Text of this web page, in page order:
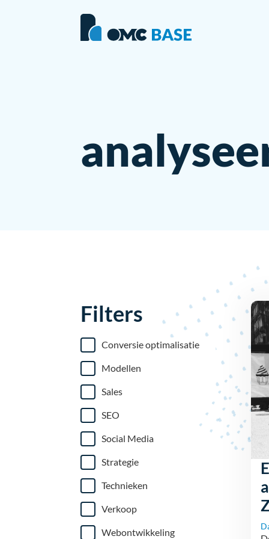
Filters
Conversie optimalisatie
Modellen
Sales
SEO
Social Media
Strategie
Technieken
Verkoop
Webontwikkeling